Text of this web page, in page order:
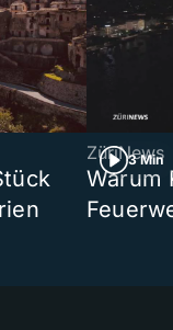
3 Min
ZüriNews
Warum